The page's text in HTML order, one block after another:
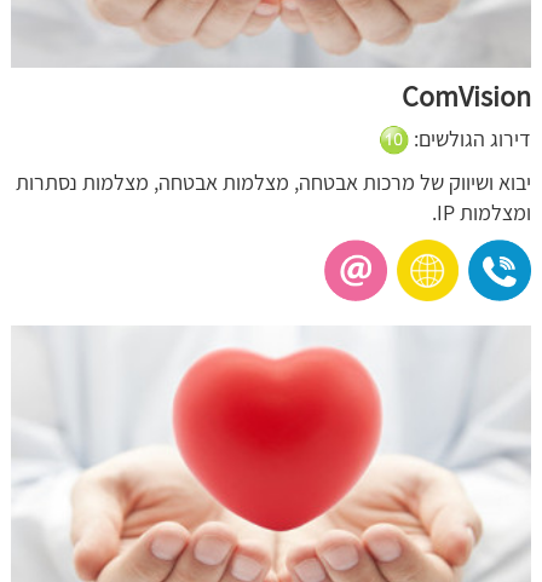
ComVision
דירוג הגולשים:
יבוא ושיווק של מרכות אבטחה, מצלמות אבטחה, מצלמות נסתרות
ומצלמות IP.